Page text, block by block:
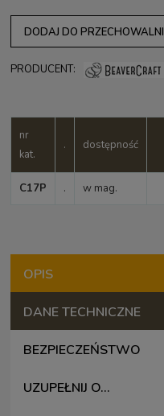
DODAJ DO PRZECHOWALNI
PRODUCENT:
nr
kat.
. dostępność
C17P . w mag.
OPIS
DANE TECHNICZNE
BEZPIECZEŃSTWO
UZUPEŁNIJ O...